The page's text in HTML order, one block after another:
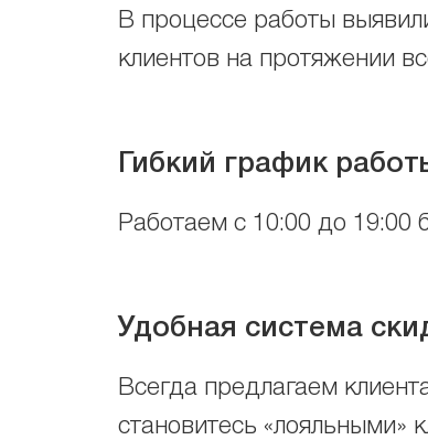
В процессе работы
клиентов на протяжении
Гибкий график
Работаем с 10:00 до 19:00
Удобная система
Всегда предлагаем
становитесь «лояльными»